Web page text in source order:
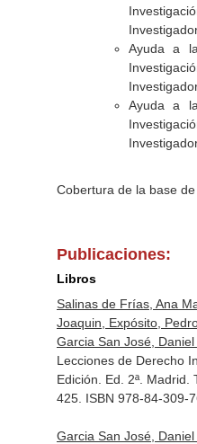
Ayuda a
Ayuda a
Cobertura de la base
Publicaciones:
Libros
Salinas de Frías, Ana
Joaquin, Expósito,
Garcia San José,
Lecciones de Derecho
Edición. Ed. 2ª. Madrid.
425. ISBN 978-84-309-
Garcia San José,